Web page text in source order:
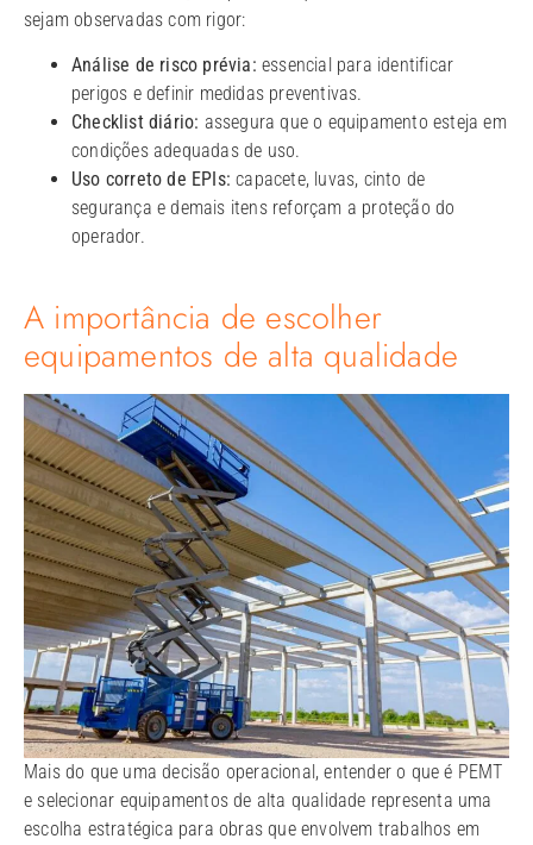
sejam observadas com rigor:
Análise de risco prévia: essencial para identificar
perigos e definir medidas preventivas.
Checklist diário: assegura que o equipamento esteja em
condições adequadas de uso.
Uso correto de EPIs: capacete, luvas, cinto de
segurança e demais itens reforçam a proteção do
operador.
A importância de escolher
equipamentos de alta qualidade
Mais do que uma decisão operacional, entender o que é PEMT
e selecionar equipamentos de alta qualidade representa uma
escolha estratégica para obras que envolvem trabalhos em